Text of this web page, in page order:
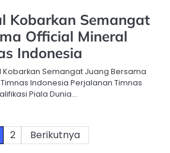
Kobarkan Semangat
Official Mineral
Indonesia
Semangat Juang Bersama
Indonesia Perjalanan Timnas
Piala Dunia…
2 Berikutnya